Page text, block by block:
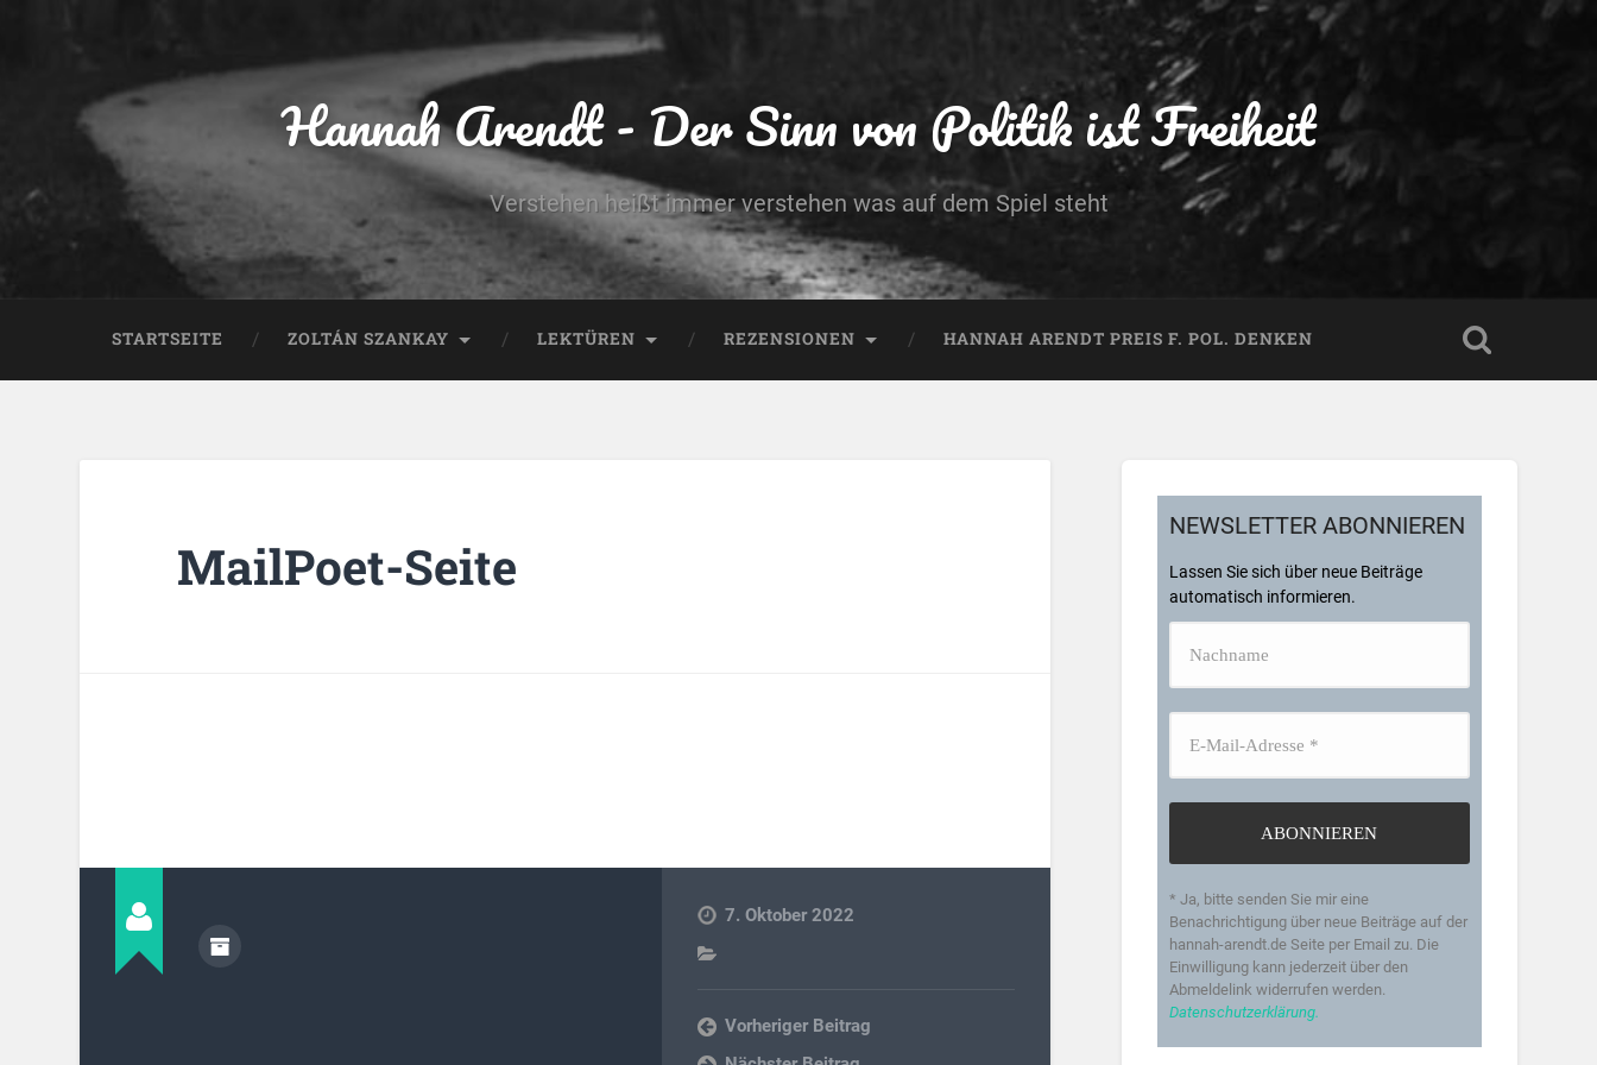
Hannah Arendt - Der Sinn von Politik ist Freiheit
Verstehen heißt immer verstehen was auf dem Spiel steht
STARTSEITE ZOLTÁN SZANKAY LEKTÜREN REZENSIONEN HANNAH ARENDT PREIS F. POL. DENKEN
MailPoet-Seite
7. Oktober 2022
Vorheriger Beitrag
NEWSLETTER ABONNIEREN
Lassen Sie sich über neue Beiträge
automatisch informieren.
* Ja, bitte senden Sie mir eine
Benachrichtigung über neue Beiträge auf der
hannah-arendt.de Seite per Email zu. Die
Einwilligung kann jederzeit über den
Abmeldelink widerrufen werden.
Datenschutzerklärung.